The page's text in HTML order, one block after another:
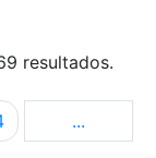
resultados.
TAB para
...Páginas